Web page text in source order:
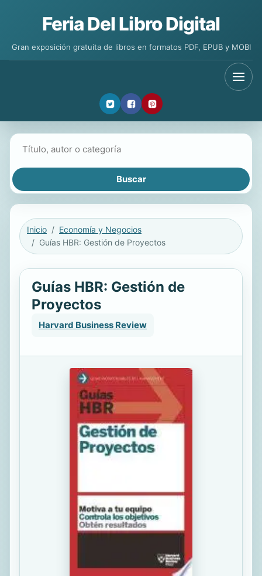
Feria Del Libro Digital
Gran exposición gratuita de libros en formatos PDF, EPUB y MOBI
Inicio
Economía y Negocios
Guías HBR: Gestión de Proyectos
Guías HBR: Gestión de
Proyectos
Harvard Business Review